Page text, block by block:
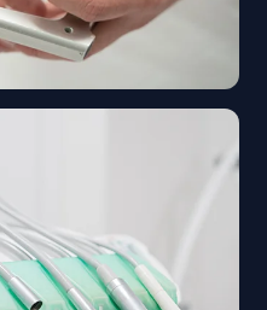
вид
з надміцного
високою
Зазвичай, сапфірові
серед
систем.